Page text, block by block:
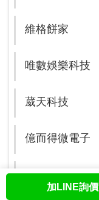
股票查詢
維格餅家
唯數娛樂科技
葳天科技
億而得微電子
亞果遊艇開發
加LINE詢價